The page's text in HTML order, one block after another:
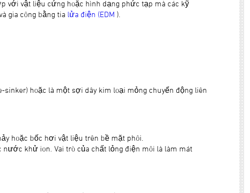
với vật liệu cứng hoặc hình dạng phức tạp mà các kỹ
gia công bằng tia lửa điện (EDM ).
hoặc là một sợi dây kim loại mỏng chuyển động liên
hoặc bốc hơi vật liệu trên bề mặt phôi.
khử ion. Vai trò của chất lỏng điện môi là làm mát